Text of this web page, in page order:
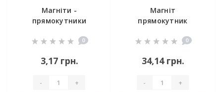
Магніти -
прямокутники
0
3,17 грн.
- +
Магніт
прямокутник
0
34,14 грн.
- +